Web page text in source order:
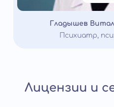
Гладышев
Психиатр,
Лицензии и